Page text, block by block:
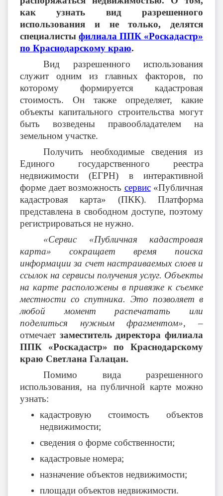
как узнать вид разрешенного
использования и не только, делятся
специалисты филиала ППК «Роскадастр»
по Краснодарскому краю.
Вид разрешенного использования
служит одним из главных факторов, по
которому формируется кадастровая
стоимость. Он также определяет, какие
объекты капитального строительства могут
быть возведены правообладателем на
земельном участке.
Получить необходимые сведения из
Единого государственного реестра
недвижимости (ЕГРН) в интерактивной
форме дает возможность сервис«Публичная
кадастровая карта» (ПКК). Платформа
представлена в свободном доступе, поэтому
регистрироваться не нужно.
«Сервис «Публичная кадастровая
карта» сокращает время поиска
информации за счет настраиваемых слоев и
ссылок на сервисы получения услуг. Объекты
на карте расположены в привязке к съемке
местности со спутника. Это позволяет в
любой момент распечатать или
поделиться нужным фрагментом», –
отмечает заместитель директора филиала
ППК «Роскадастр» по Краснодарскому
краю Светлана Галацан.
Помимо вида разрешенного
использования, на публичной карте можно
узнать:
кадастровую стоимость объектов
недвижимости;
сведения о форме собственности;
кадастровые номера;
назначение объектов недвижимости;
площади объектов недвижимости.